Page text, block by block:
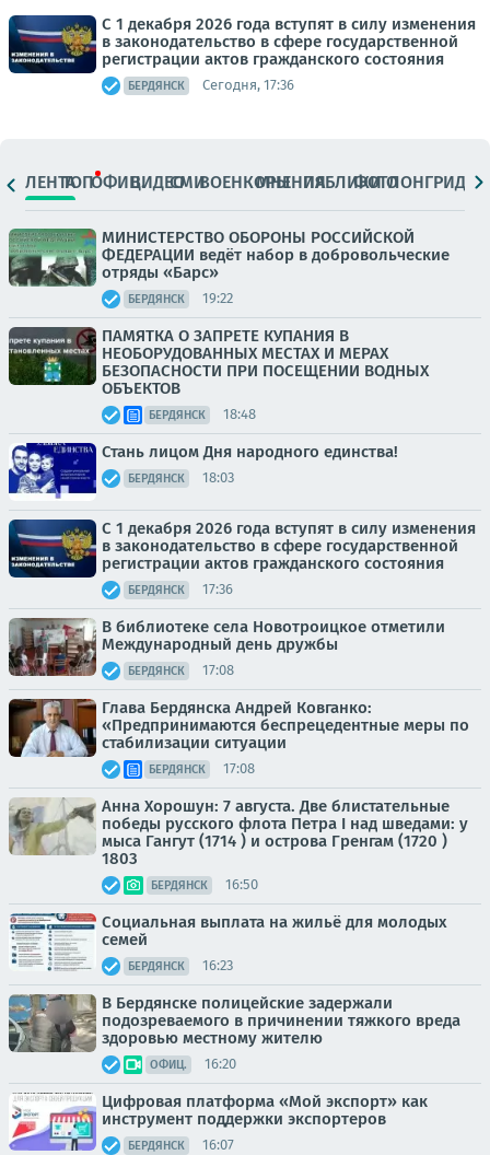
С 1 декабря 2026 года вступят в силу изменения
в законодательство в сфере государственной
регистрации актов гражданского состояния
БЕРДЯНСК Сегодня, 17:36
ЛЕНТАТОПОФИЦ.ВИДЕОСМИВОЕНКОРЫМНЕНИЯПАБЛИКИ
ФОТОЛОНГРИДЫ
МИНИСТЕРСТВО ОБОРОНЫ РОССИЙСКОЙ
ФЕДЕРАЦИИ ведёт набор в добровольческие
отряды «Барс»
БЕРДЯНСК 19:22
ПАМЯТКА О ЗАПРЕТЕ КУПАНИЯ В
НЕОБОРУДОВАННЫХ МЕСТАХ И МЕРАХ
БЕЗОПАСНОСТИ ПРИ ПОСЕЩЕНИИ ВОДНЫХ
ОБЪЕКТОВ
БЕРДЯНСК 18:48
Стань лицом Дня народного единства!
БЕРДЯНСК 18:03
С 1 декабря 2026 года вступят в силу изменения
в законодательство в сфере государственной
регистрации актов гражданского состояния
БЕРДЯНСК 17:36
В библиотеке села Новотроицкое отметили
Международный день дружбы
БЕРДЯНСК 17:08
Глава Бердянска Андрей Ковганко:
«Предпринимаются беспрецедентные меры по
стабилизации ситуации
БЕРДЯНСК 17:08
Анна Хорошун: 7 августа. Две блистательные
победы русского флота Петра I над шведами: у
мыса Гангут (1714 ) и острова Гренгам (1720 )
1803
БЕРДЯНСК 16:50
Социальная выплата на жильё для молодых
семей
БЕРДЯНСК 16:23
В Бердянске полицейские задержали
подозреваемого в причинении тяжкого вреда
здоровью местному жителю
ОФИЦ. 16:20
Цифровая платформа «Мой экспорт» как
инструмент поддержки экспортеров
БЕРДЯНСК 16:07